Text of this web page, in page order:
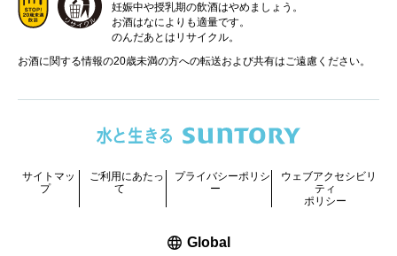
妊娠中や授乳期の飲酒はやめましょう。
お酒はなによりも適量です。
のんだあとはリサイクル。
お酒に関する情報の20歳未満の方への転送および共有はご遠慮ください。
サイトマッ
プ
ご利用にあたっ
て
プライバシーポリシ
ー
ウェブアクセシビリ
ティ
ポリシー
Global新しいウィンドウで開く